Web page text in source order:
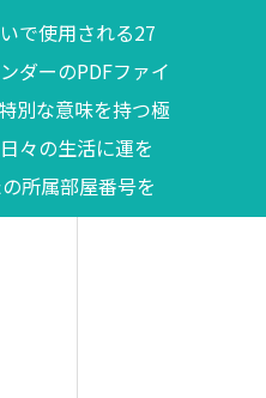
で使用される27
ダーのPDFファイ
別な意味を持つ極
々の生活に運を
所属部屋番号を
い。